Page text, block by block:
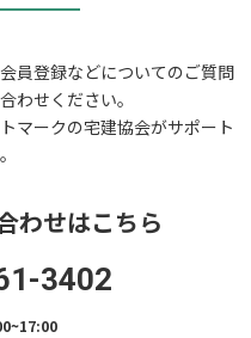
員登録などについてのご質問
わせください。
マークの宅建協会がサポート
わせはこちら
3402